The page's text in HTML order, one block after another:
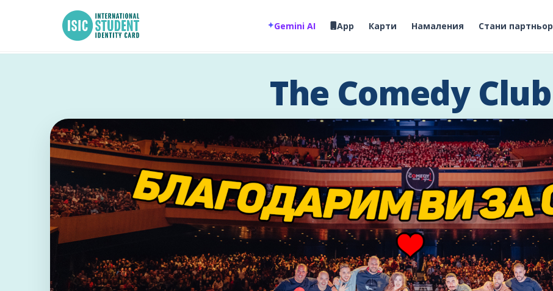
✦Gemini AI App Карти Намаления Стани партньор
The Comedy Club